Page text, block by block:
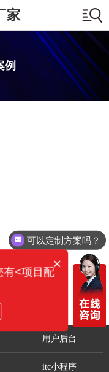
家
例
用户后台
itc小程序
可以定制方案吗？
×
有<项目配